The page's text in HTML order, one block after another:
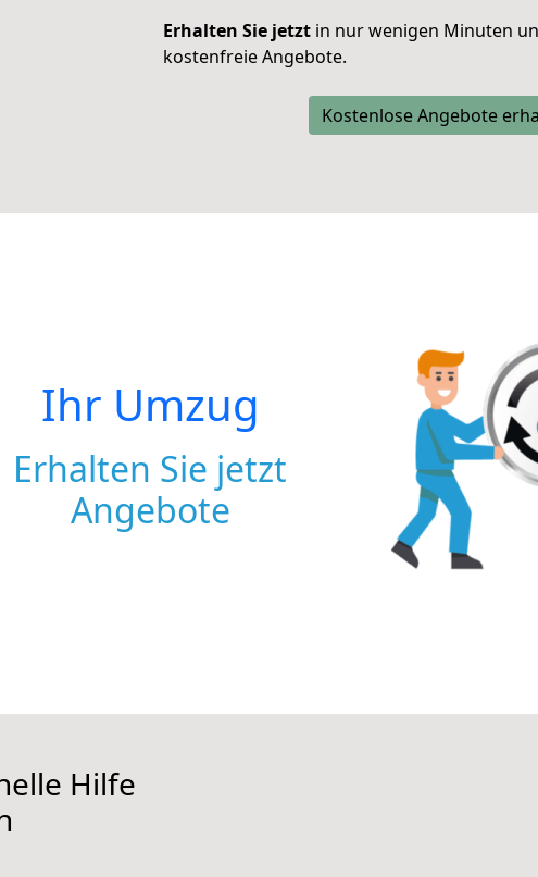
Erhalten Sie jetzt in nur wenigen Minuten
kostenfreie Angebote.
Kostenlose Angebote
Ihr Umzug
Erhalten Sie jetzt
Angebote
Hilfe